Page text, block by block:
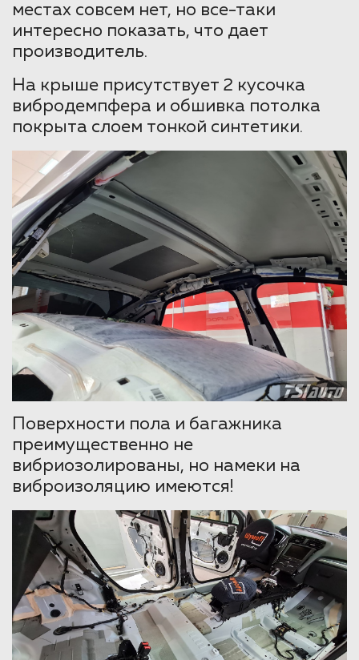
местах совсем нет, но все-таки
интересно показать, что дает
производитель.
На крыше присутствует 2 кусочка
вибродемпфера и обшивка потолка
покрыта слоем тонкой синтетики.
Поверхности пола и багажника
преимущественно не
вибриозолированы, но намеки на
виброизоляцию имеются!